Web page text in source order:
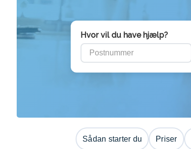
Hvor vil du have hjælp?
Sådan starter du Priser